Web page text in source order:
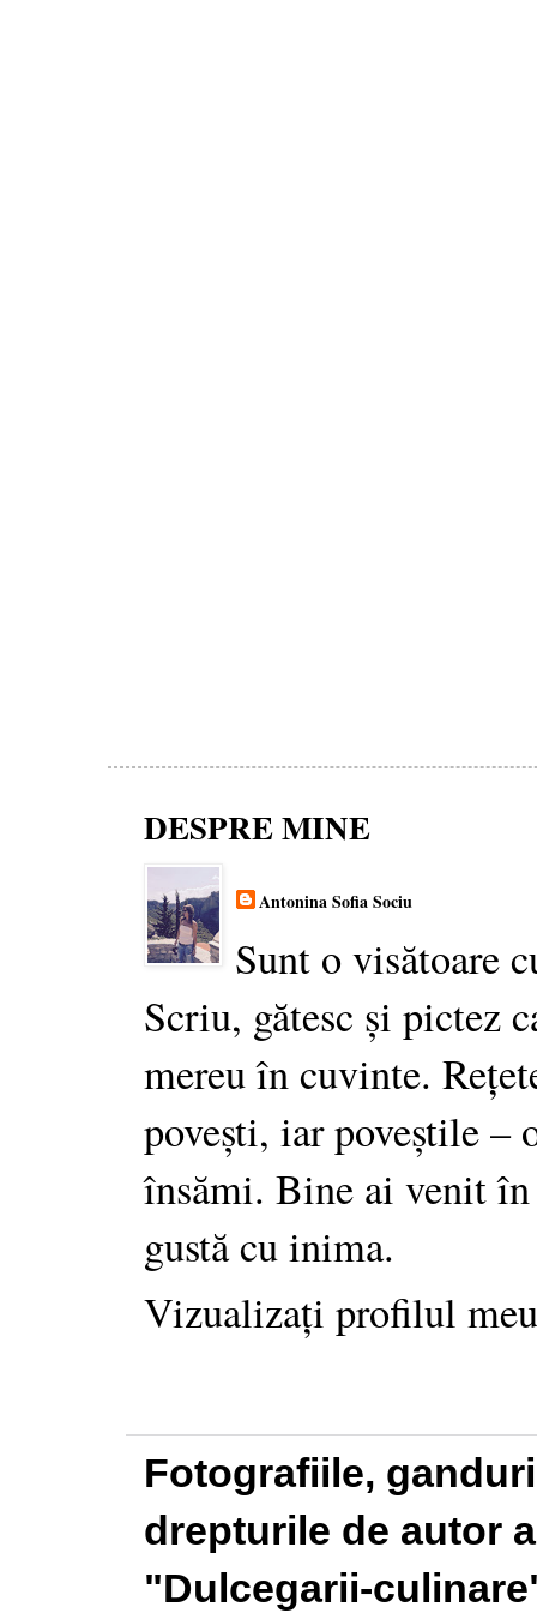
DESPRE MINE
Antonina Sofia Sociu
Sunt o visătoare
Scriu, gătesc și pictez
mereu în cuvinte.
povești, iar poveștile –
însămi. Bine ai venit
gustă cu inima.
Vizualizați profilul
Fotografiile,
drepturile de autor
"Dulcegarii-